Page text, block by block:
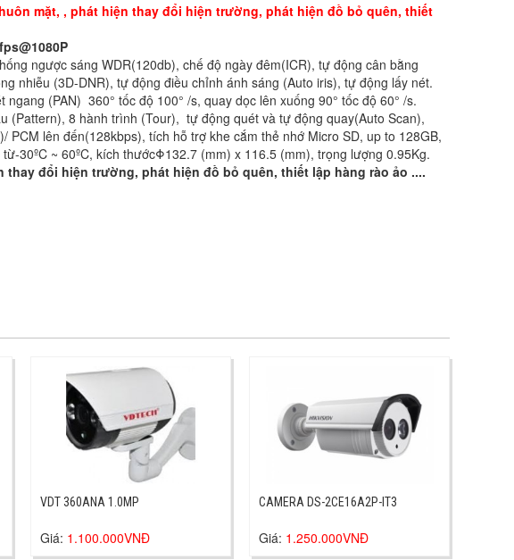
mặt, , phát hiện thay đổi hiện trường, phát hiện đồ bỏ quên, thiết
ngược sáng WDR(120db), chế độ ngày đêm(ICR), tự động cân bằng
nhiễu (3D-DNR), tự động điều chỉnh ánh sáng (Auto iris), tự động lấy nét.
(PAN) 360° tốc độ 100° /s, quay dọc lên xuống 90° tốc độ 60° /s.
(Pattern), 8 hành trình (Tour), tự động quét và tự động quay(Auto Scan),
lên đến(128kbps), tích hỗ trợ khe cắm thẻ nhớ Micro SD, up to 128GB,
30ºC ~ 60ºC, kích thướcΦ132.7 (mm) x 116.5 (mm), trọng lượng 0.95Kg.
đổi hiện trường, phát hiện đồ bỏ quên, thiết lập hàng rào ảo ....
VDT 360ANA 1.0MP
Giá: 1.100.000VNĐ
CAMERA DS-2CE16A2P-IT3
Giá: 1.250.000VNĐ